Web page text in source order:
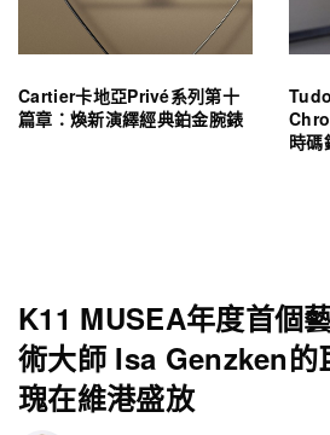
Cartier卡地亞Privé系列第十
篇章：煥新演繹經典鉑金腕錶
時碼
K11 MUSEA年度首個
術大師 Isa Genzken的
瑰在維港盛放